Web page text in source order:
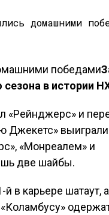
в истории
«Рейнджерс» и
Джекетс» выиграли
«Монреалем» и
две шайбы.
в карьере шатаут,